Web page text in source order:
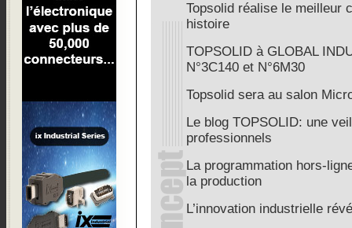
Topsolid réalise le meilleur
histoire
TOPSOLID à GLOBAL
N°3C140 et N°6M30
Topsolid sera au salon
Le blog TOPSOLID: une
professionnels
La programmation hors-
la production
L’innovation industrielle